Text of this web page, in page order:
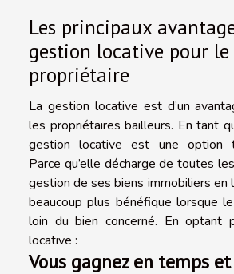
Les principaux
gestion locative pour le
propriétaire
La gestion locative est d’un
les propriétaires bailleurs. En tant
gestion locative est une option
Parce qu’elle décharge de toutes
gestion de ses biens immobiliers en
beaucoup plus bénéfique lorsque
loin du bien concerné. En optant
locative :
Vous gagnez en temps